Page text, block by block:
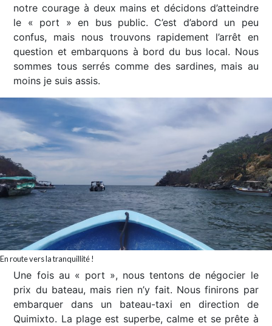
notre courage à deux mains et décidons d’atteindre
le « port » en bus public. C’est d’abord un peu
confus, mais nous trouvons rapidement l’arrêt en
question et embarquons à bord du bus local. Nous
sommes tous serrés comme des sardines, mais au
moins je suis assis.
En route vers la tranquillité !
Une fois au « port », nous tentons de négocier le
prix du bateau, mais rien n’y fait. Nous finirons par
embarquer dans un bateau-taxi en direction de
Quimixto. La plage est superbe, calme et se prête à